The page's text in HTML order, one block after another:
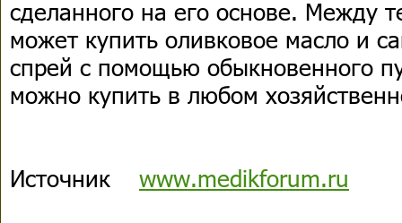
сделанного на его основе. Между
может купить оливковое масло и
спрей с помощью обыкновенного
можно купить в любом
Источник www.medikforum.ru